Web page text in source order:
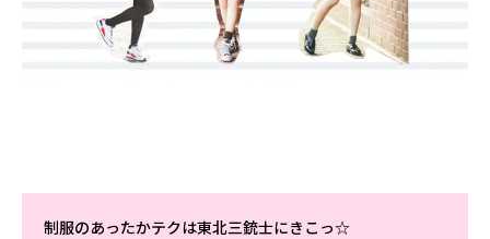
制服のあったかテクは東北三銃士にきこっ☆